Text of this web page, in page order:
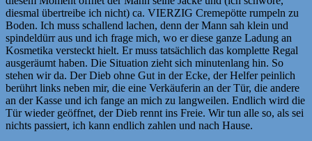
diesmal übertreibe ich nicht) ca. VIERZIG Cremepötte rumpeln zu
Boden. Ich muss schallend lachen, denn der Mann sah klein und
spindeldürr aus und ich frage mich, wo er diese ganze Ladung an
Kosmetika versteckt hielt. Er muss tatsächlich das komplette Regal
ausgeräumt haben. Die Situation zieht sich minutenlang hin. So
stehen wir da. Der Dieb ohne Gut in der Ecke, der Helfer peinlich
berührt links neben mir, die eine Verkäuferin an der Tür, die andere
an der Kasse und ich fange an mich zu langweilen. Endlich wird die
Tür wieder geöffnet, der Dieb rennt ins Freie. Wir tun alle so, als sei
nichts passiert, ich kann endlich zahlen und nach Hause.